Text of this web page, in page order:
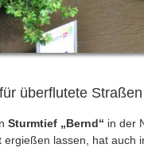
überflutete
Sturmtief „Bernd“ in der
ergießen lassen, hat auch